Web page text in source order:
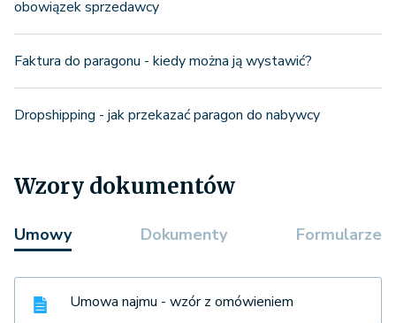
obowiązek sprzedawcy
Faktura do paragonu - kiedy można ją wystawić?
Dropshipping - jak przekazać paragon do nabywcy
Wzory dokumentów
Umowy Dokumenty Formularze
Umowa najmu - wzór z omówieniem